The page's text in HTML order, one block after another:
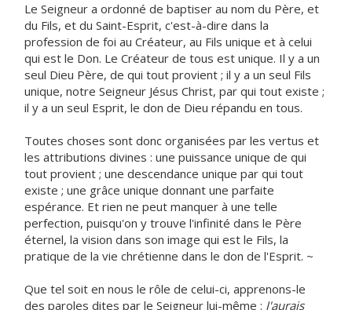
Le Seigneur a ordonné de baptiser au nom du Père, et
du Fils, et du Saint-Esprit, c'est-à-dire dans la
profession de foi au Créateur, au Fils unique et à celui
qui est le Don. Le Créateur de tous est unique. Il y a un
seul Dieu Père, de qui tout provient ; il y a un seul Fils
unique, notre Seigneur Jésus Christ, par qui tout existe ;
il y a un seul Esprit, le don de Dieu répandu en tous.
Toutes choses sont donc organisées par les vertus et
les attributions divines : une puissance unique de qui
tout provient ; une descendance unique par qui tout
existe ; une grâce unique donnant une parfaite
espérance. Et rien ne peut manquer à une telle
perfection, puisqu'on y trouve l'infinité dans le Père
éternel, la vision dans son image qui est le Fils, la
pratique de la vie chrétienne dans le don de l'Esprit. ~
Que tel soit en nous le rôle de celui-ci, apprenons-le
des paroles dites par le Seigneur lui-même : J'aurais